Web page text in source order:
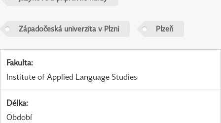
Západočeská univerzita v Plzni Plzeň
Fakulta:
Institute of Applied Language Studies
Délka:
Období